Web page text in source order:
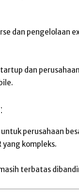
dan pengelolaan
dan
perusahaan
yang kompleks.
terbatas